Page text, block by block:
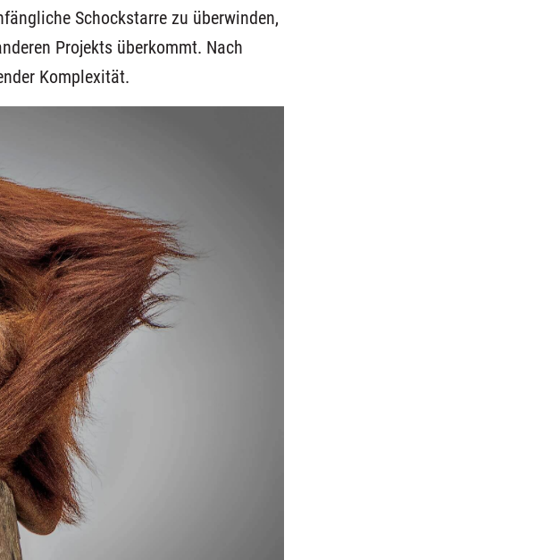
Schockstarre zu überwinden,
Projekts überkommt. Nach
Komplexität.